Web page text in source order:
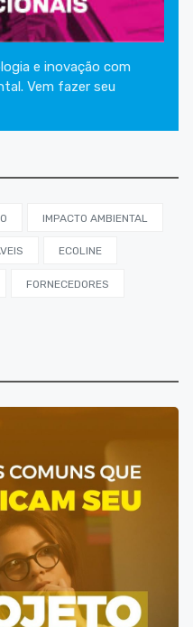
e inovação com
Vem fazer seu
IMPACTO AMBIENTAL
ECOLINE
FORNECEDORES